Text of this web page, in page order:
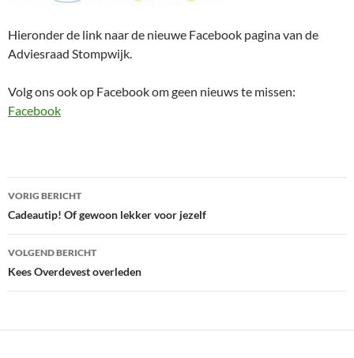
Hieronder de link naar de nieuwe Facebook pagina van de
Adviesraad Stompwijk.
Volg ons ook op Facebook om geen nieuws te missen:
Facebook
Bericht
navigatie
VORIG BERICHT
Cadeautip! Of gewoon lekker voor jezelf
VOLGEND BERICHT
Kees Overdevest overleden